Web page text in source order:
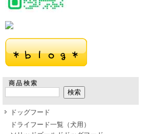
商品検索
ドッグフード
ドライフード一覧（犬用）